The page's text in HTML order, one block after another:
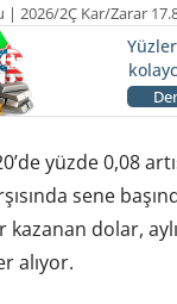
| 2026/2Ç Kar/Zarar
yüzde 0,08
sene
dolar,
alıyor.